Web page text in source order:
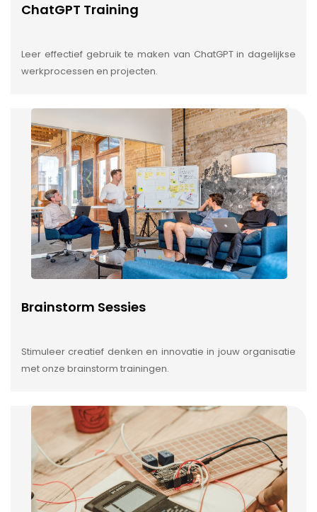
ChatGPT Training
Leer effectief gebruik te maken van ChatGPT in dagelijkse
werkprocessen en projecten.
Brainstorm Sessies
Stimuleer creatief denken en innovatie in jouw organisatie
met onze brainstorm trainingen.